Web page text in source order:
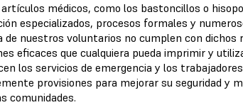
médicos, como los bastoncillos o
especializados, procesos formales y
de nuestros voluntarios no cumplen con dichos
eficaces que cualquiera pueda imprimir y
los servicios de emergencia y los
provisiones para mejorar su seguridad y
comunidades.